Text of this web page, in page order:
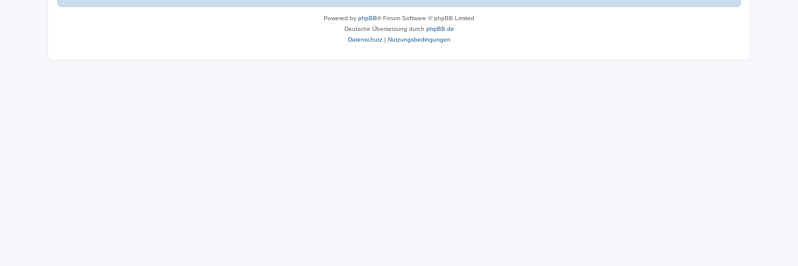
Powered by phpBB® Forum Software © phpBB Limited
Deutsche Übersetzung durch phpBB.de
Datenschutz| Nutzungsbedingungen